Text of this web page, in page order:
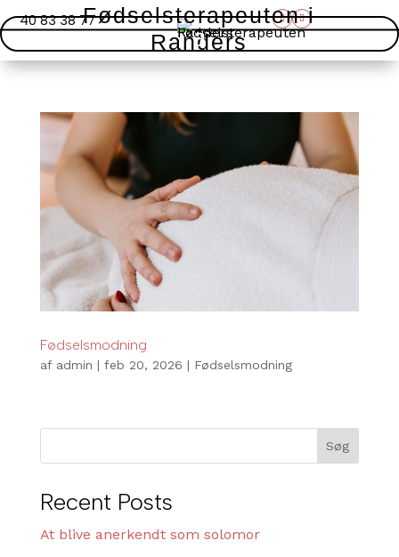
40 83 38 77Fødselsterapeuten i
Randers
Fødselsmodning
af admin | feb 20, 2026 | Fødselsmodning
Søg
Recent Posts
At blive anerkendt som solomor